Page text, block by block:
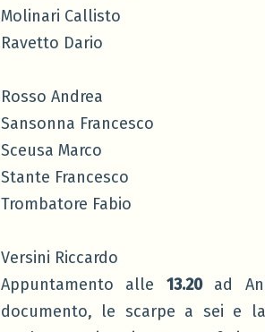
Molinari Callisto
Ravetto Dario
Rosso Andrea
Sansonna Francesco
Sceusa Marco
Stante Francesco
Trombatore Fabio
Versini Riccardo
Appuntamento alle 13.20ad
documento, le scarpe a sei e